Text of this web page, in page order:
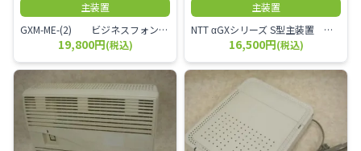
主装置
GXM-ME-(2) ビジネスフォン用主装置 2名～30名規模のオフィスに適しています。
19,800円(税込)
主装置
NTT αGXシリーズ S型主装置 GXS-BME-(1)
16,500円(税込)